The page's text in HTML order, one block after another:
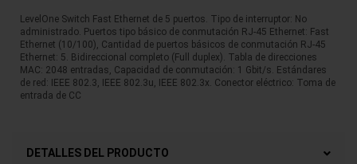
LevelOne Switch Fast Ethernet de 5 puertos. Tipo de interruptor: No
administrado. Puertos tipo básico de conmutación RJ-45 Ethernet: Fast
Ethernet (10/100), Cantidad de puertos básicos de conmutación RJ-45
Ethernet: 5. Bidireccional completo (Full duplex). Tabla de direcciones
MAC: 2048 entradas, Capacidad de conmutación: 1 Gbit/s. Estándares
de red: IEEE 802.3, IEEE 802.3u, IEEE 802.3x. Conector eléctrico: Toma de
entrada de CC
DETALLES DEL PRODUCTO